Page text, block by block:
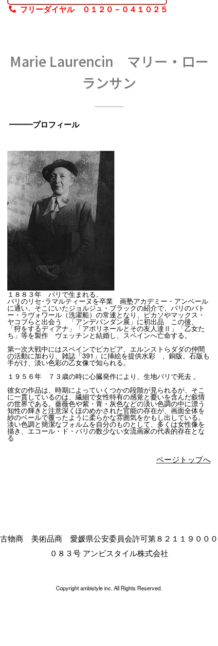
フリーダイヤル ０１２０－０４１０２５
Marie Laurencin マリー・ロー
ランサン
━━━プロフィール
１８８３年 パリで生まれる。
パリのリセ･ラマルティーヌを卒業 画塾アカデミー・アンベール
に通い、そこにいたジョルジュ・ブラックの紹介で、パリのバト
ー・ラヴォワール（洗濯船）の常連となり、ピカソやマックス・
ヤコブらと出会う 「アンデパンダン展」に初出品 この後、
「狩をするディアナ」「アポリネールとその友人達Ⅱ」「乙女た
ち」等を製作 ヴェッチンと結婚し、スペインへ亡命する。
第一次大戦中にはスペインでピカビア、エルンストらダダの仲間
の活動に加わり、雑誌「391」に挿絵を提供水彩 、銅版、石版も
手がけ、淡い色彩の乙女像で知られる。
１９５６年 ７３歳の時に心臓発作により、生地パリで死去 。
彼女の作品は、時期によっていくつかの段階が見られるが、そこ
に一貫しているのは、繊細で女性特有の感覚と憂いを含んだ叙情
の世界である。薔薇色や紫・青・灰色などの淡い色調の中に漂う
知性の輝きと注意深くほのめかされた官能の存在が、画面全体を
紗のベールで覆ったように柔らかな雰囲気をかもし出している。
淡い色調と簡潔なフォルムを自分のものとして、多くは女性像を
描き、エコール・ド・パリの数少ない女流画家の代表的存在とな
る
ページトップへ
古物商 美術品商 愛媛県公安委員会許可第８２１１９０００
０８３号 アンビスタイル株式会社
Copyright ambistyle inc. All Rights Reserved.